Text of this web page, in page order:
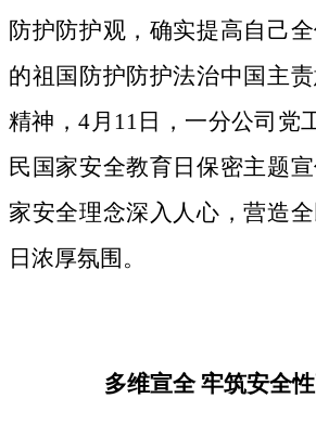
防护防护观，确实提高自己
的祖国防护防护法治中国主
精神，4月11日，一分公司党
民国家安全教育日保密主题
家安全理念深入人心，营造
日浓厚氛围。
多维宣全 牢筑安全